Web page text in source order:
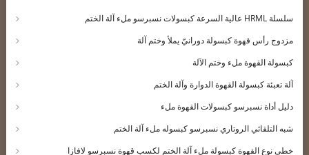
سلسلة HRML عالية السرعة كبسولات نسبرسو ملء آلة الختم
مزدوج رأس قهوة كبسولة دورانيّ يملأ وختم آلة
كبسولة القهوة ملء وختم الآلة
آلة تعبئة كبسولة القهوة الدوارة وآلة الختم
دليل أداة نسبرسو كبسولات القهوة ملء
شبه التلقائي الروتاري نسبرسو كبسوله ملء آلة الختم
خطي نوع القهوة كبسولة ملء آلة الختم لكسب قهوة نسبرسو لافازا